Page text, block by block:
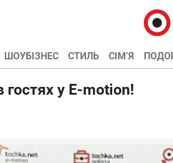
ШОУБІЗНЕС СТИЛЬ СІМ’Я
гостях у E-motion!